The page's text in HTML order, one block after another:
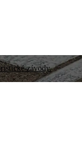
závody.